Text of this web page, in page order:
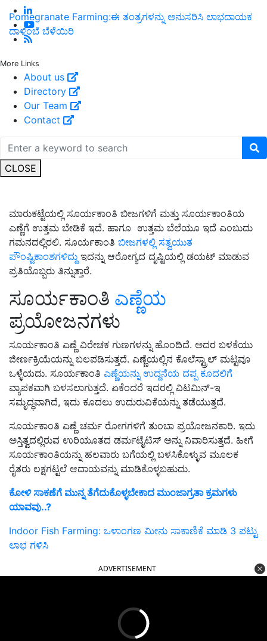
More Links
About us
Directory
Our Team
Contact
CLOSE
Pomegranate Farming:ಈ ತಂತ್ರಗಳನ್ನು ಅನುಸರಿಸಿ ಲಾಭದಾಯಕ
ದಾಳಿಂಬೆ ಬೆಳೆಯಿರಿ
ಮಾರುಕಟ್ಟೆಯಲ್ಲಿ ಸೂರ್ಯಕಾಂತಿ ಬೀಜಗಳಿಗೆ ಮತ್ತು ಸೂರ್ಯಕಾಂತಿಯ
ಎಣ್ಣೆಗೆ ಉತ್ತಮ ಬೇಡಿಕೆ ಇದೆ. ಹಾಗೂ ಉತ್ತಮ ಬೆಲೆಯೂ ಇದೆ ಎಂಬುದು
ಗಮನದಲ್ಲಿರಲಿ. ಸೂರ್ಯಕಾಂತಿ ಬೀಜಗಳಲ್ಲಿ ಸತ್ವಯುತ
ಪೌಂಷ್ಟಿಕಾಂಶಗಳಿದ್ದು ಇದನ್ನು ಆರೋಗ್ಯದ ದೃಷ್ಟಿಯಲ್ಲಿ ಡಯಟ್‌ ಮಾಡುವ
ಪ್ರತಿಯೊಬ್ಬರು ತಿನ್ನುತ್ತಾರೆ.
ಸೂರ್ಯಕಾಂತಿ ಎಣ್ಣೆಯ
ಪ್ರಯೋಜನಗಳು
ಸೂರ್ಯಕಾಂತಿ ಎಣ್ಣೆ ವಿರೇಚಕ ಗುಣಗಳನ್ನು ಹೊಂದಿದೆ. ಅದರ ಬಳಕೆಯು
ಜೀರ್ಣಕ್ರಿಯೆಯನ್ನು ಬಲಪಡಿಸುತ್ತದೆ. ಎಣ್ಣೆಯಲ್ಲಿನ ಕೊಲೆಸ್ಟ್ರಾಲ್ ಮಟ್ಟವೂ
ಒಳ್ಳೆಯದು. ಸೂರ್ಯಕಾಂತಿ ಎಣ್ಣೆಯನ್ನು ಉದ್ದನೆಯ ದಪ್ಪ ಕೂದಲಿಗೆ
ವ್ಯಾಪಕವಾಗಿ ಬಳಸಲಾಗುತ್ತದೆ. ಏಕೆಂದರೆ ಇದರಲ್ಲಿ ವಿಟಮಿನ್-ಇ
ಸಮೃದ್ಧವಾಗಿದೆ, ಇದು ಕೂದಲು ಉದುರುವಿಕೆಯನ್ನು ತಡೆಯುತ್ತದೆ.
ಸೂರ್ಯಕಾಂತಿ ಎಣ್ಣೆ ಚರ್ಮ ರೋಗಗಳಿಗೆ ತುಂಬಾ ಪ್ರಯೋಜನಕಾರಿ. ಇದು
ಅಸ್ತಿತ್ವದಲ್ಲಿರುವ ಉರಿಯೂತದ ಡರ್ಮಟೈಟಿಸ್ ಅನ್ನು ನಿವಾರಿಸುತ್ತದೆ. ಹೀಗೆ
ಸೂರ್ಯಕಾಂತಿಯನ್ನು ಹಲವಾರು ಬಗೆಯಲ್ಲಿ ಬಳಸಿಕೊಳ್ಳುವ ಮೂಲಕ
ರೈತರು ಲಕ್ಷಗಟ್ಟಲೆ ಆದಾಯವನ್ನು ಮಾಡಿಕೊಳ್ಳಬಹುದು.
ಕೋಳಿ ಸಾಕಣೆಗೆ ಮುನ್ನ ತೆಗೆದುಕೊಳ್ಳಬೇಕಾದ ಮುಂಜಾಗ್ರತಾ ಕ್ರಮಗಳು
ಯಾವವು..?
Indoor Fish Farming: ಒಳಾಂಗಣ ಮೀನು ಸಾಕಾಣಿಕೆ ಮಾಡಿ 3 ಪಟ್ಟು
ಲಾಭ ಗಳಿಸಿ
ADVERTISEMENT